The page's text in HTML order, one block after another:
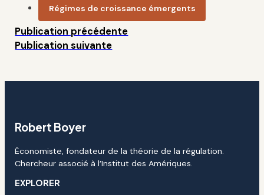
Régimes de croissance émergents
Publication précédente
Publication suivante
Robert Boyer
Économiste, fondateur de la théorie de la régulation.
Chercheur associé à l’Institut des Amériques.
EXPLORER